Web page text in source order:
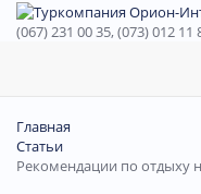
(067) 231 00 35, (073) 012 11
Главная
Статьи
Рекомендации по отдыху